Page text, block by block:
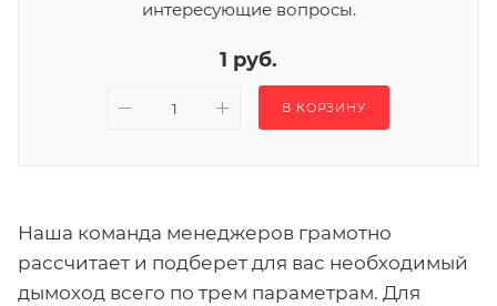
интересующие вопросы.
1 руб.
В КОРЗИНУ
Наша команда менеджеров грамотно
рассчитает и подберет для вас необходимый
дымоход всего по трем параметрам. Для